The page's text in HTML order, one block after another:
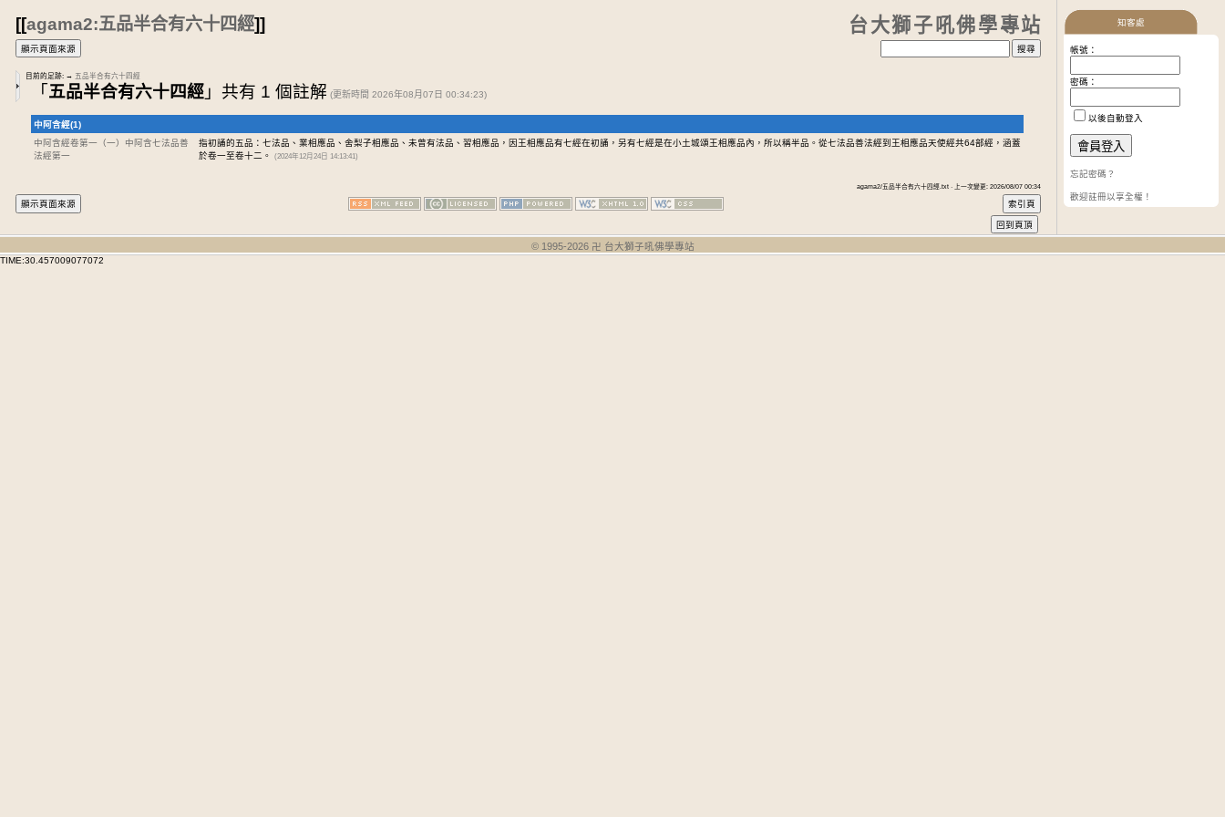
[[agama2:五品半合有六十四經]] 台大獅子吼佛學專站
目前的足跡: → 五品半合有六十四經
「 五品半合有六十四經」共有 1 個註解 (更新時間 2026年08月07日 00:34:23)
中阿含經(1)
中阿含經卷第一 （一）中阿含七法品善
法經第一
指初誦的五品：七法品、業相應品、舍梨子相應品、未曾有法品、習相應品，因王相應品有七經在初誦，另有七經是在小土城頌王相應品內，所以稱半品。從七法品善法經到王相應品天使經共64部經，涵蓋
於卷一至卷十二。
(2024年12月24日 14:13:41)
agama2/五品半合有六十四經.txt · 上一次變更: 2026/08/07 00:34
知客處
帳號：
密碼：
以後自動登入
忘記密碼？
歡迎註冊以享全權！
© 1995-2026 卍 台大獅子吼佛學專站
TIME:30.457009077072